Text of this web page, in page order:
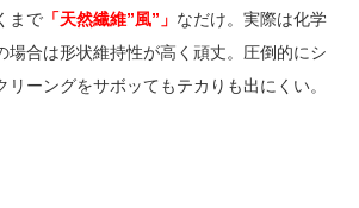
まで 「天然繊維”風”」 なだけ。実際は化学
場合は形状維持性が高く頑丈。圧倒的にシ
リーングをサボッてもテカりも出にくい。